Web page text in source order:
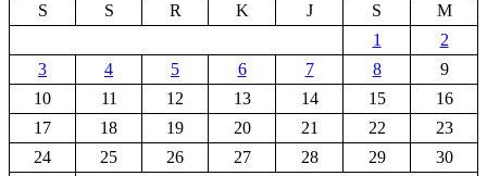
S
S R K J S
M
1
2
3
4 5 6 7 8
9
10
11 12 13 14 15
16
17
18 19 20 21 22
23
24
25 26 27 28 29
30